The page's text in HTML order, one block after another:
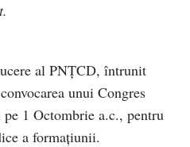
al PNȚCD, întrunit
unui Congres
1 Octombrie a.c., pentru
a formațiunii.